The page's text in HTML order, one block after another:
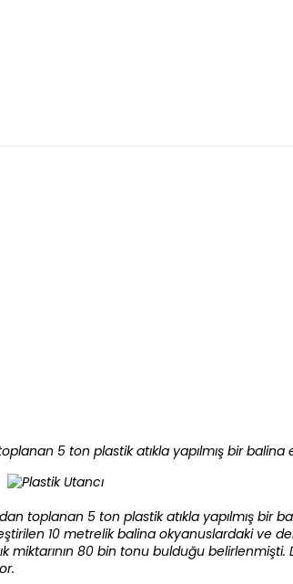
5 ton plastik atıkla yapılmış bir
toplanan 5 ton plastik atıkla yapılmış bir
10 metrelik balina okyanuslardaki ve
miktarının 80 bin tonu bulduğu